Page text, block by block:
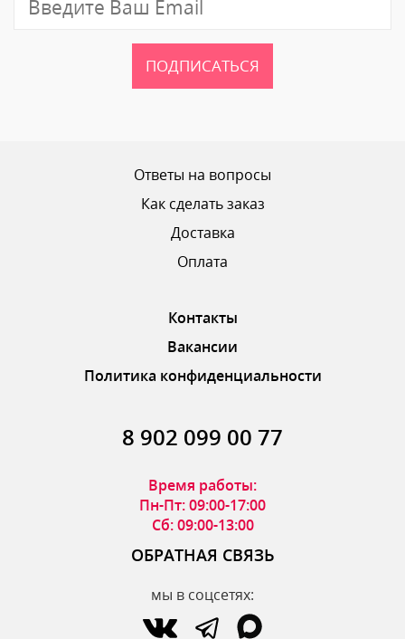
ОТПРАВИТЬ ОТЗЫВ
ПОДПИСАТЬСЯ
Ответы на вопросы
Как сделать заказ
Доставка
Оплата
Контакты
Вакансии
Политика конфиденциальности
8 902 099 00 77
Время работы:
Пн-Пт: 09:00-17:00
Сб: 09:00-13:00
ОБРАТНАЯ СВЯЗЬ
мы в соцсетях: